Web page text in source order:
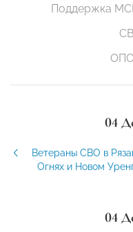
Поддержка
04
Ветераны СВО в
Огнях и Новом
04